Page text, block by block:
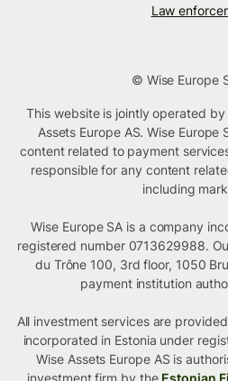
Law
© Wise Europe
This website is jointly operated by
Assets Europe AS. Wise Europe
content related to payment
responsible for any content
including
Wise Europe SA is a company
registered number 0713629988.
du Trône 100, 3rd floor, 1050
payment institution
All investment services are
incorporated in Estonia under
Wise Assets Europe AS is
investment firm by the Estonian